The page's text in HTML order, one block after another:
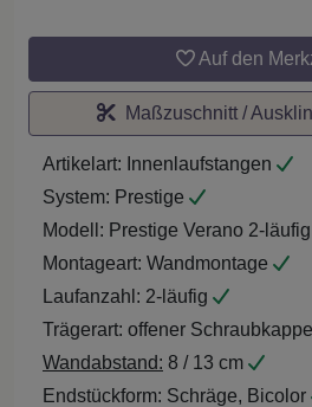
Auf den
Maßzuschnitt /
Artikelart: Innenlaufstangen
System: Prestige
Modell: Prestige Verano 2-läufig
Montageart: Wandmontage
Laufanzahl: 2-läufig
Trägerart: offener
Wandabstand: 8 / 13 cm
Endstückform: Schräge, Bicolor